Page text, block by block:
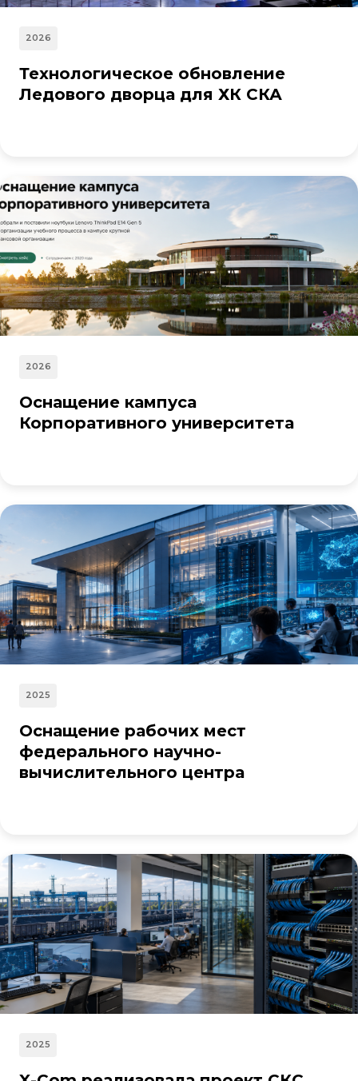
2026
Технологическое обновление
Ледового дворца для ХК СКА
2026
Оснащение кампуса
Корпоративного университета
2025
Оснащение рабочих мест
федерального научно-
вычислительного центра
2025